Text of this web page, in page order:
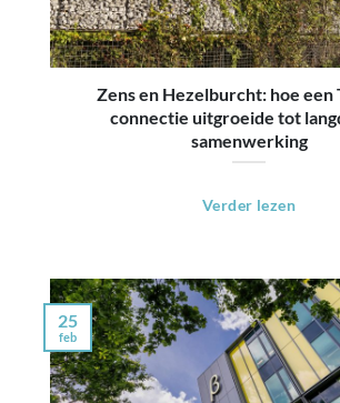
Zens en Hezelburcht: hoe een
connectie uitgroeide tot
samenwerking
Verder lezen
25
feb